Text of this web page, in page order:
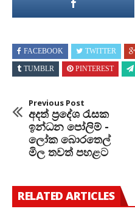
FACEBOOK TWITTER
TUMBLR PINTEREST
Previous Post
අදත් ප්‍රදේශ රැසක
ඉන්ධන පෝලිම් -
ලෝක බොරතෙල්
මිල තවත් පහළට
RELATED ARTICLES